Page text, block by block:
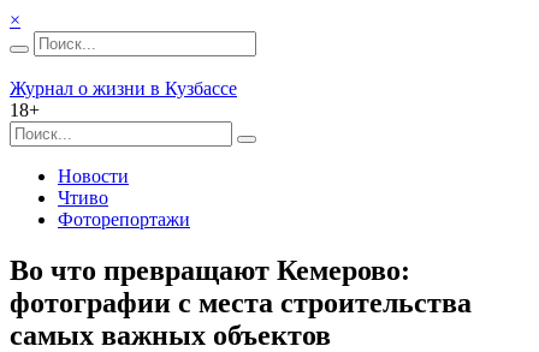
×
Журнал о жизни в Кузбассе
18+
Новости
Чтиво
Фоторепортажи
Во что превращают Кемерово:
фотографии с места строительства
самых важных объектов